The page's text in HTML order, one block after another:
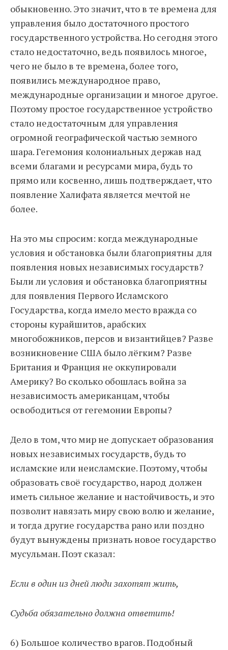
обыкновенно. Это значит, что в те времена для
управления было достаточного простого
государственного устройства. Но сегодня этого
стало недостаточно, ведь появилось многое,
чего не было в те времена, более того,
появились международное право,
международные организации и многое другое.
Поэтому простое государственное устройство
стало недостаточным для управления
огромной географической частью земного
шара. Гегемония колониальных держав над
всеми благами и ресурсами мира, будь то
прямо или косвенно, лишь подтверждает, что
появление Халифата является мечтой не
более.
На это мы cпросим: когда международные
условия и обстановка были благоприятны для
появления новых независимых государств?
Были ли условия и обстановка благоприятны
для появления Первого Исламского
Государства, когда имело место вражда со
стороны курайшитов, арабских
многобожников, персов и византийцев? Разве
возникновение США было лёгким? Разве
Британия и Франция не оккупировали
Америку? Во сколько обошлась война за
независимость американцам, чтобы
освободиться от гегемонии Европы?
Дело в том, что мир не допускает образования
новых независимых государств, будь то
исламские или неисламские. Поэтому, чтобы
образовать своё государство, народ должен
иметь сильное желание и настойчивость, и это
позволит навязать миру свою волю и желание,
и тогда другие государства рано или поздно
будут вынуждены признать новое государство
мусульман. Поэт сказал:
Если в один из дней люди захотят жить,
Судьба обязательно должна ответить!
6) Большое количество врагов. Подобный